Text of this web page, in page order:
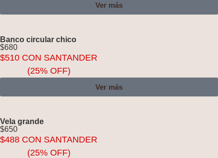
Ver más
Banco circular chico
$680
$510 CON SANTANDER
(25% OFF)
Ver más
Vela grande
$650
$488 CON SANTANDER
(25% OFF)